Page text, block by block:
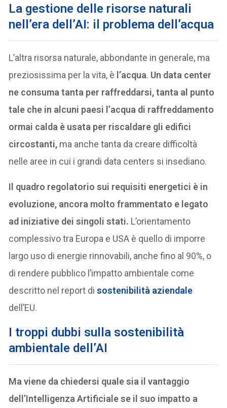
La gestione delle risorse naturali
nell’era dell’AI: il problema dell’acqua
L’altra risorsa naturale, abbondante in generale, ma
preziosissima per la vita, è l’acqua. Un data center
ne consuma tanta per raffreddarsi, tanta al punto
tale che in alcuni paesi l’acqua di raffreddamento
ormai calda è usata per riscaldare gli edifici
circostanti, ma anche tanta da creare difficoltà
nelle aree in cui i grandi data centers si insediano.
Il quadro regolatorio sui requisiti energetici è in
evoluzione, ancora molto frammentato e legato
ad iniziative dei singoli stati. L’orientamento
complessivo tra Europa e USA è quello di imporre
largo uso di energie rinnovabili, anche fino al 90%, o
di rendere pubblico l’impatto ambientale come
descritto nel report disostenibilità aziendale
dell’EU.
I troppi dubbi sulla sostenibilità
ambientale dell’AI
Ma viene da chiedersi quale sia il vantaggio
dell’Intelligenza Artificiale se il suo impatto a